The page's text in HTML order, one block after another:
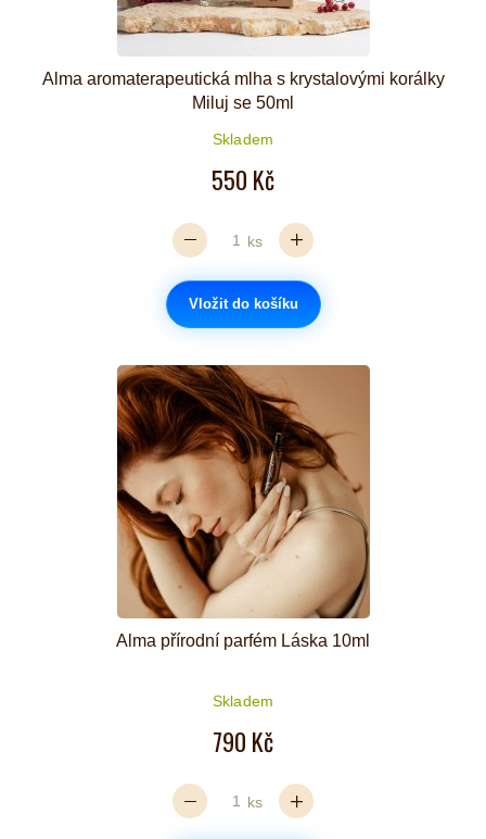
Alma aromaterapeutická mlha s krystalovými korálky
Miluj se 50ml
Skladem
550 Kč
ks
Vložit do košíku
Alma přírodní parfém Láska 10ml
Skladem
790 Kč
ks